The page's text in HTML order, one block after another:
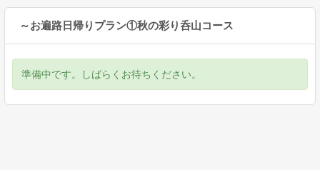
～お遍路日帰りプラン①秋の彩り呑山コース
準備中です。しばらくお待ちください。